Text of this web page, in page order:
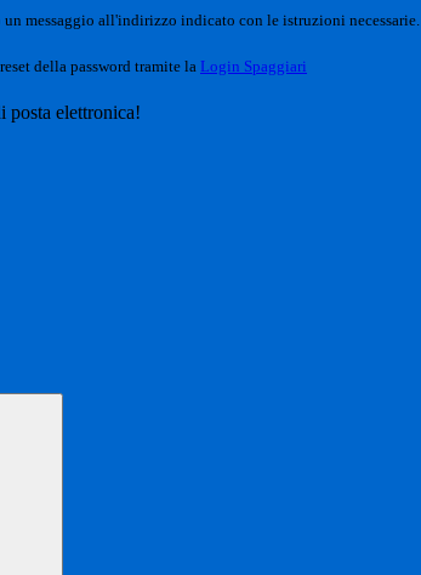
un messaggio all'indirizzo indicato con le istruzioni necessarie.
della password tramite la Login Spaggiari
posta elettronica!